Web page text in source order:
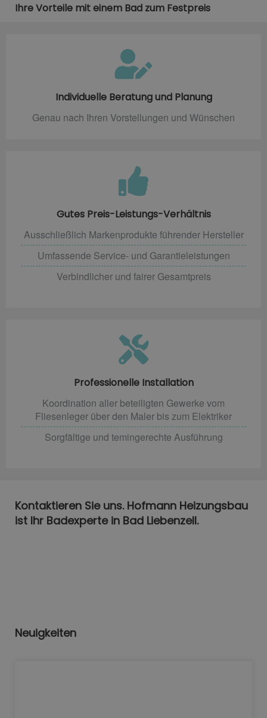
Ihre Vorteile mit einem Bad zum Festpreis
Individuelle Beratung und Planung
Genau nach Ihren Vorstellungen und Wünschen
Gutes Preis-Leistungs-Verhältnis
Ausschließlich Markenprodukte führender Hersteller
Umfassende Service- und Garantieleistungen
Verbindlicher und fairer Gesamtpreis
Professionelle Installation
Koordination aller beteiligten Gewerke vom
Fliesenleger über den Maler bis zum Elektriker
Sorgfältige und temingerechte Ausführung
Kontaktieren Sie uns. Hofmann Heizungsbau
ist Ihr Badexperte in Bad Liebenzell.
Neuigkeiten